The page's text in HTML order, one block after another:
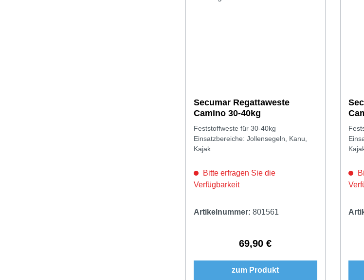
Secumar Regattaweste
Camino 30-40kg
Feststoffweste für 30-40kg
Einsatzbereiche: Jollensegeln, Kanu,
Kajak
Bitte erfragen Sie die
Verfügbarkeit
Artikelnummer: 801561
Regulärer Preis:
69,90 €
zum Produkt